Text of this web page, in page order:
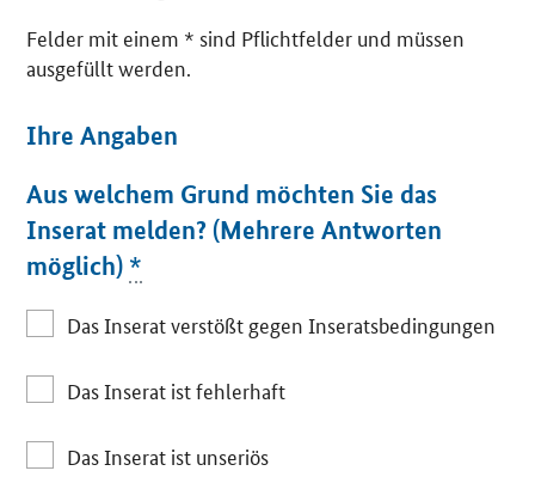
Felder mit einem * sind Pflichtfelder und müssen
ausgefüllt werden.
Ihre Angaben
Aus welchem Grund möchten Sie das
Inserat melden? (Mehrere Antworten
möglich) *
Das Inserat verstößt gegen Inseratsbedingungen
Das Inserat ist fehlerhaft
Das Inserat ist unseriös